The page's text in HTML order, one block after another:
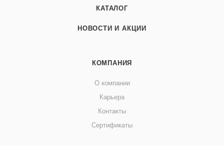
КАТАЛОГ
НОВОСТИ И АКЦИИ
КОМПАНИЯ
О компании
Карьера
Контакты
Сертификаты